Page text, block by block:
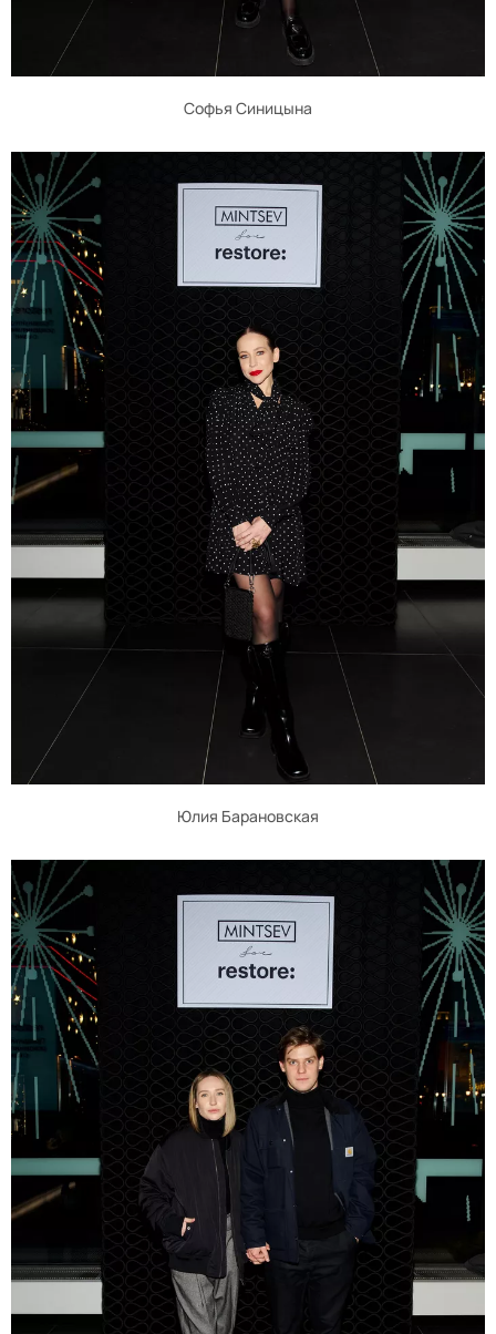
Софья Синицына
Юлия Барановская